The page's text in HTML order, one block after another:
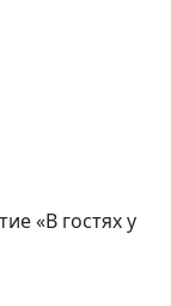
«В гостях у